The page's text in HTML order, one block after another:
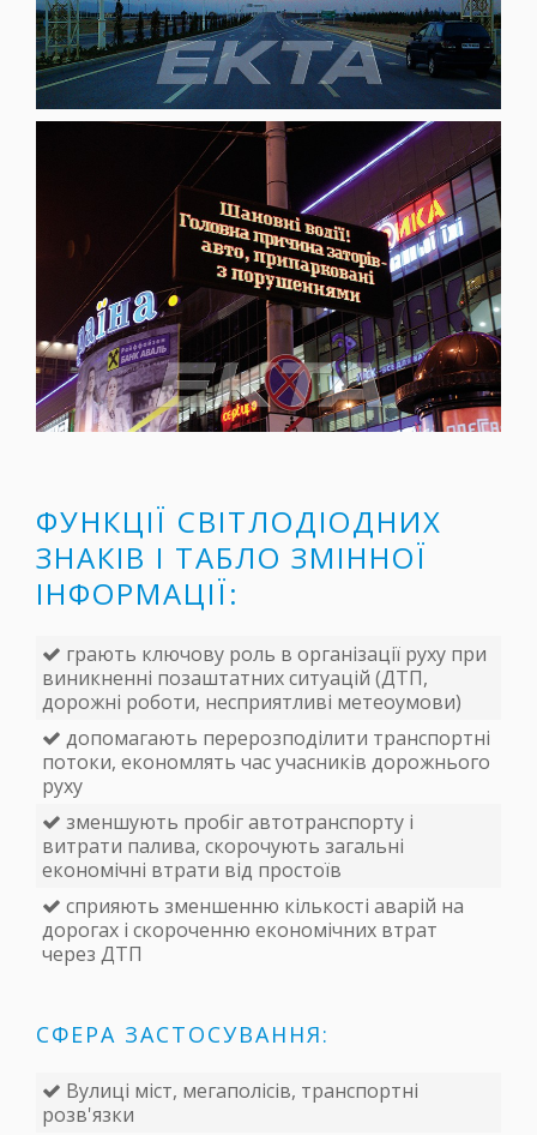
ФУНКЦІЇ СВІТЛОДІОДНИХ
ЗНАКІВ І ТАБЛО ЗМІННОЇ
ІНФОРМАЦІЇ:
грають ключову роль в організації руху при
виникненні позаштатних ситуацій (ДТП,
дорожні роботи, несприятливі метеоумови)
допомагають перерозподілити транспортні
потоки, економлять час учасників дорожнього
руху
зменшують пробіг автотранспорту і
витрати палива, скорочують загальні
економічні втрати від простоїв
сприяють зменшенню кількості аварій на
дорогах і скороченню економічних втрат
через ДТП
СФЕРА ЗАСТОСУВАННЯ:
Вулиці міст, мегаполісів, транспортні
розв'язки